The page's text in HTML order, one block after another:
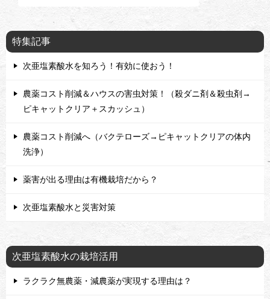
特集記事
次亜塩素酸水を知ろう！有効に使おう！
農薬コスト削減＆ハウスの害虫対策！（殺ダニ剤＆殺虫剤→
ピキャットクリア＋スカッシュ）
農薬コスト削減へ（バクテローズ→ピキャットクリアの体内
洗浄）
薬害が出る理由は有機栽培だから？
次亜塩素酸水と災害対策
次亜塩素酸水の栽培活用
ラクラク無農薬・減農薬が実現する理由は？